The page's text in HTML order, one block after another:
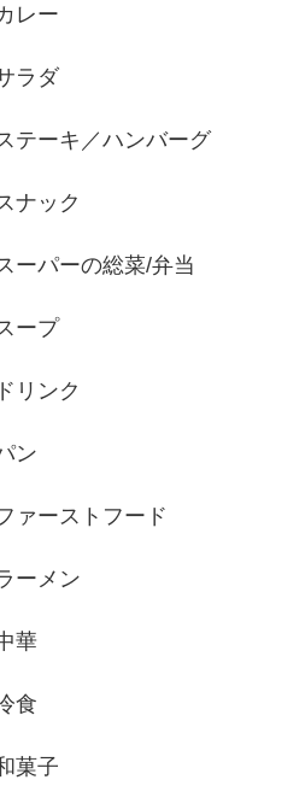
レー
ラダ
テーキ／ハンバーグ
ナック
ーパーの総菜/弁当
ープ
ドリンク
ン
ァーストフード
ーメン
華
食
菓子